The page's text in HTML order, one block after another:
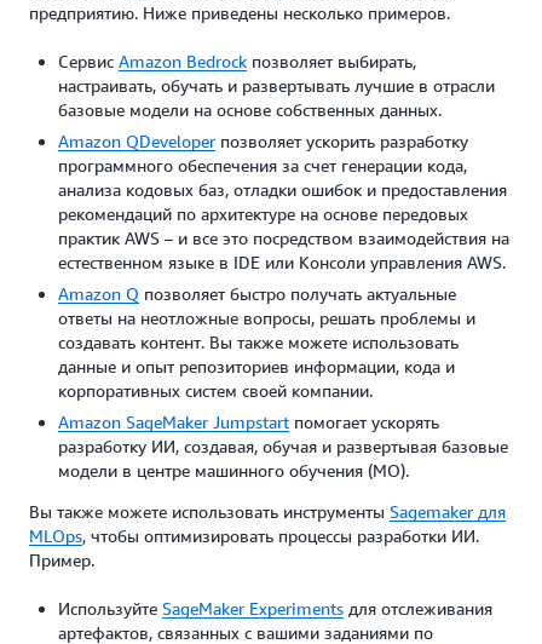
предприятию. Ниже приведены несколько примеров.
Сервис Amazon Bedrock позволяет выбирать,
настраивать, обучать и развертывать лучшие в отрасли
базовые модели на основе собственных данных.
Amazon QDeveloper позволяет ускорить разработку
программного обеспечения за счет генерации кода,
анализа кодовых баз, отладки ошибок и предоставления
рекомендаций по архитектуре на основе передовых
практик AWS – и все это посредством взаимодействия на
естественном языке в IDE или Консоли управления AWS.
Amazon Q позволяет быстро получать актуальные
ответы на неотложные вопросы, решать проблемы и
создавать контент. Вы также можете использовать
данные и опыт репозиториев информации, кода и
корпоративных систем своей компании.
Amazon SageMaker Jumpstart помогает ускорять
разработку ИИ, создавая, обучая и развертывая базовые
модели в центре машинного обучения (МО).
Вы также можете использовать инструменты Sagemaker для
MLOps, чтобы оптимизировать процессы разработки ИИ.
Пример.
Используйте SageMaker Experiments для отслеживания
артефактов, связанных с вашими заданиями по